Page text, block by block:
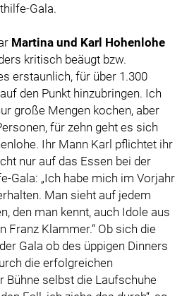
Gala.
Martina und Karl Hohenlohe
kritisch beäugt bzw.
erstaunlich, für über 1.300
den Punkt hinzubringen. Ich
große Mengen kochen, aber
für zehn geht es sich
Ihr Mann Karl pflichtet ihr
nur auf das Essen bei der
Gala: „Ich habe mich im Vorjahr
Man sieht auf jedem
den man kennt, auch Idole aus
Franz Klammer.“ Ob sich die
Gala ob des üppigen Dinners
die erfolgreichen
Bühne selbst die Laufschuhe